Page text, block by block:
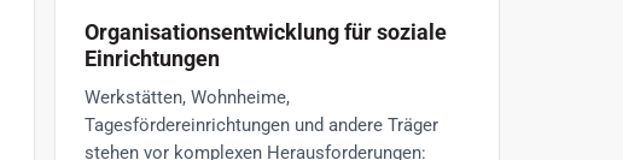
Organisationsentwicklung für soziale
Einrichtungen
Werkstätten, Wohnheime,
Tagesfördereinrichtungen und andere Träger
stehen vor komplexen Herausforderungen: